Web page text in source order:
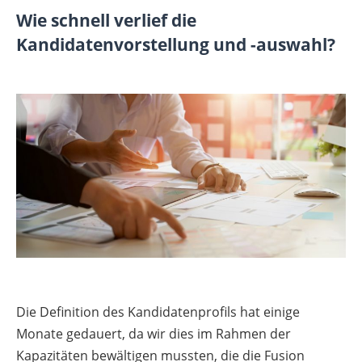
Wie schnell verlief die
Kandidatenvorstellung und -auswahl?
Die Definition des Kandidatenprofils hat einige
Monate gedauert, da wir dies im Rahmen der
Kapazitäten bewältigen mussten, die die Fusion